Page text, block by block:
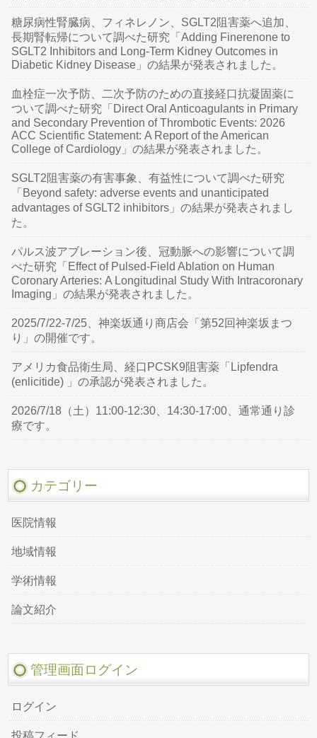
糖尿病性腎臓病、フィネレノン、SGLT2阻害薬へ追加、
長期腎転帰について調べた研究「Adding Finerenone to
SGLT2 Inhibitors and Long-Term Kidney Outcomes in
Diabetic Kidney Disease」の結果が発表されました。
血栓症一次予防、二次予防のための直接経口抗凝固薬に
ついて調べた研究「Direct Oral Anticoagulants in Primary
and Secondary Prevention of Thrombotic Events: 2026
ACC Scientific Statement: A Report of the American
College of Cardiology」の結果が発表されました。
SGLT2阻害薬の有害事象、有益性について調べた研究
「Beyond safety: adverse events and unanticipated
advantages of SGLT2 inhibitors」の結果が発表されまし
た。
パルス波アブレーション後、冠動脈への影響について調
べた研究「Effect of Pulsed-Field Ablation on Human
Coronary Arteries: A Longitudinal Study With Intracoronary
Imaging」の結果が発表されました。
2025/7/22-7/25、神楽坂通り商店会「第52回神楽坂まつ
り」の開催です。
アメリカ食品衛生局、経口PCSK9阻害薬「Lipfendra
(enlicitide) 」の承認が発表されました。
2026/7/18（土）11:00-12:30、14:30-17:00、通常通り診
療です。
カテゴリー
医院情報
地域情報
学術情報
論文紹介
管理画面ログイン
ログイン
投稿フィード